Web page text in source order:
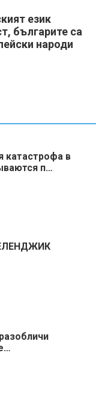
език
българите са
народи
катастрофа в
п…